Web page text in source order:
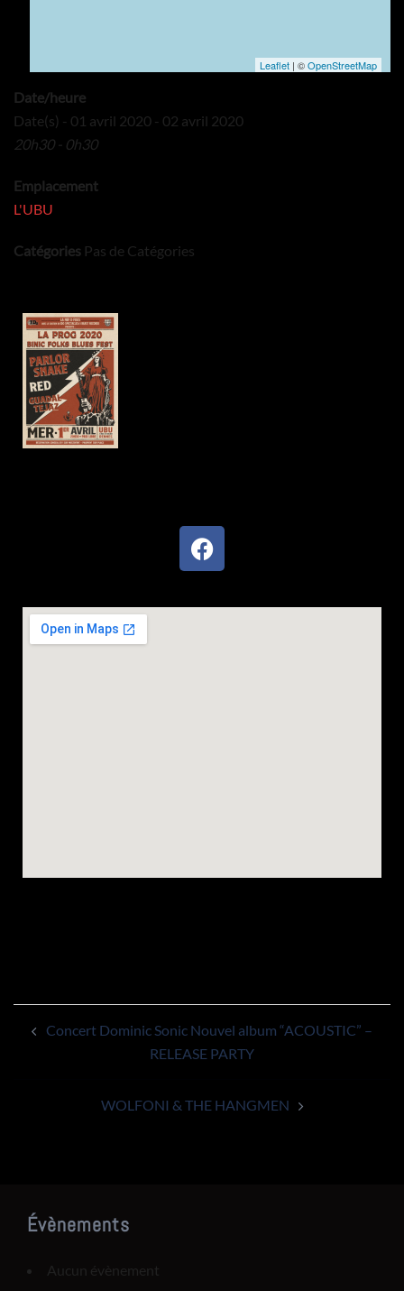
Leaflet | ©OpenStreetMap
Date/heure
Date(s) - 01 avril 2020 - 02 avril 2020
20h30 - 0h30
Emplacement
L'UBU
Catégories Pas de Catégories
Concert Dominic Sonic Nouvel album “ACOUSTIC” –
RELEASE PARTY
WOLFONI & THE HANGMEN
Évènements
Aucun évènement